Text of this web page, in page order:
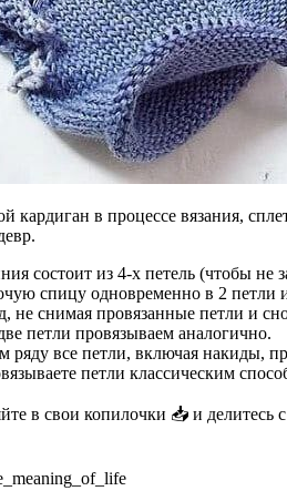
кардиган в процессе вязания,
состоит из 4-х петель (чтобы не
спицу одновременно в 2 петли
не снимая провязанные петли и
петли провязываем аналогично.
ряду все петли, включая накиды,
петли классическим
в свои копилочки 📥 и